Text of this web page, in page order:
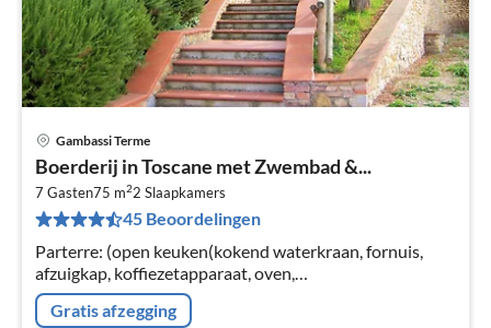
Gambassi Terme
Boerderij in Toscane met Zwembad &...
7 Gasten75 m22 Slaapkamers
45 Beoordelingen
Parterre: (open keuken(kokend waterkraan, fornuis,
afzuigkap, koffiezetapparaat, oven,
koel-/vriescombinatie), woon/eetkamer(2-pers.
slaapbank, TV(satelliet), eettafel)
Gratis afzegging